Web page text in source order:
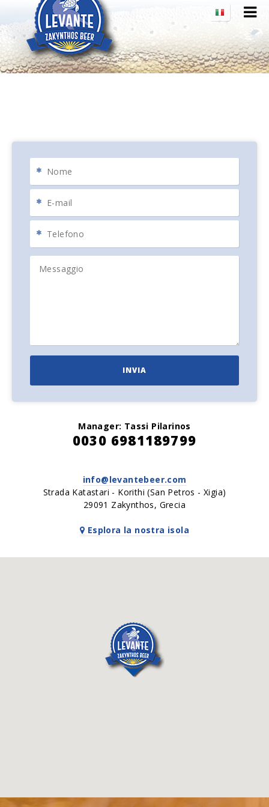
INVIA
Manager: Tassi Pilarinos
0030 6981189799
info@levantebeer.com
Strada Katastari - Korithi (San Petros - Xigia)
29091 Zakynthos, Grecia
Esplora la nostra isola